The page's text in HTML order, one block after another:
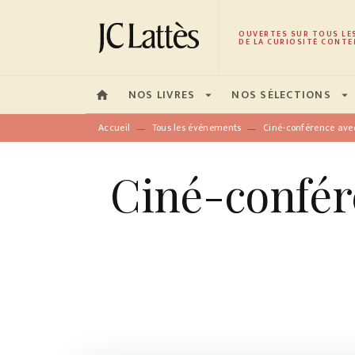
MENU RECHERCHE CONTENU
OUVERTES SUR TOUS
DE LA CURIOSITÉ
home NOS LIVRES arrow_drop_down NOS SÉLECTIONS arrow_drop_down
Accueil — Tous les événements — Ciné-conférence
Ciné-